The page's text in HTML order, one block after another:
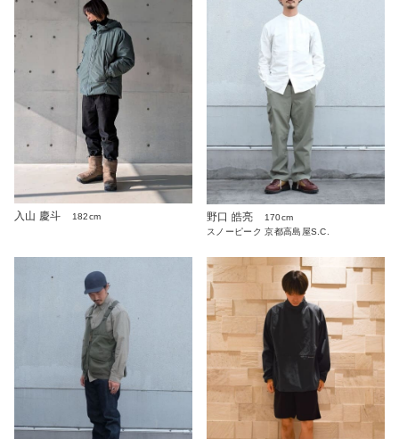
入山 慶斗 182cm 野口 皓亮
170cm
スノーピーク 京都高島屋S.C.